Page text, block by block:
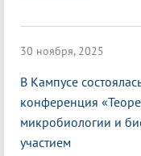
30 ноября, 2025
В Кампусе
конференция
микробиологии и
участием